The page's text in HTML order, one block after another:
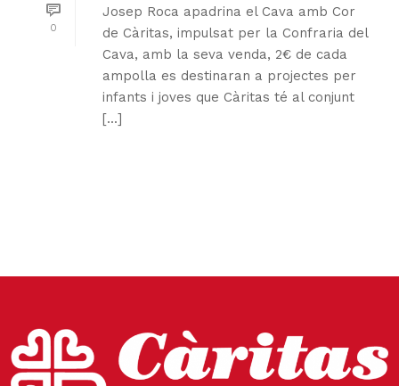
0
Josep Roca apadrina el Cava amb Cor
de Càritas, impulsat per la Confraria del
Cava, amb la seva venda, 2€ de cada
ampolla es destinaran a projectes per
infants i joves que Càritas té al conjunt
[...]